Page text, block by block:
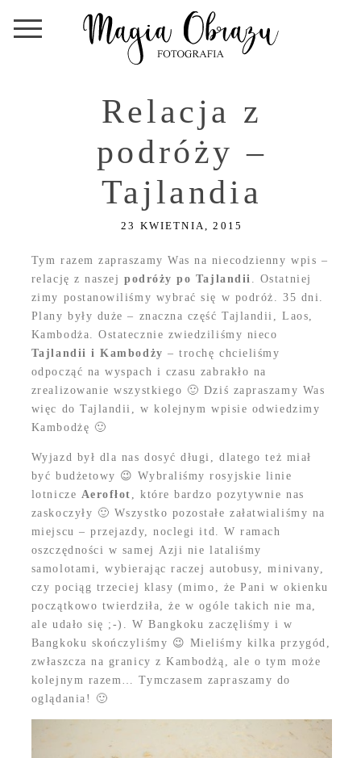
Relacja z
podróży –
Tajlandia
23 KWIETNIA, 2015
Tym razem zapraszamy Was na niecodzienny wpis –
relację z naszej podróży po Tajlandii
. Ostatniej
zimy postanowiliśmy wybrać się w podróż. 35 dni.
Plany były duże – znaczna część Tajlandii, Laos,
Kambodża. Ostatecznie zwiedziliśmy nieco
Tajlandii i Kambodży – trochę chcieliśmy
odpocząć na wyspach i czasu zabrakło na
zrealizowanie wszystkiego 🙂 Dziś zapraszamy Was
więc do Tajlandii, w kolejnym wpisie odwiedzimy
Kambodżę 🙂
Wyjazd był dla nas dosyć długi, dlatego też miał
być budżetowy 😉 Wybraliśmy rosyjskie linie
lotnicze Aerofłot
, które bardzo pozytywnie nas
zaskoczyły 🙂 Wszystko pozostałe załatwialiśmy na
miejscu – przejazdy, noclegi itd. W ramach
oszczędności w samej Azji nie lataliśmy
samolotami, wybierając raczej autobusy, minivany,
czy pociąg trzeciej klasy (mimo, że Pani w okienku
początkowo twierdziła, że w ogóle takich nie ma,
ale udało się ;-). W Bangkoku zaczęliśmy i w
Bangkoku skończyliśmy 😉 Mieliśmy kilka przygód,
zwłaszcza na granicy z Kambodżą, ale o tym może
kolejnym razem… Tymczasem zapraszamy do
oglądania! 🙂